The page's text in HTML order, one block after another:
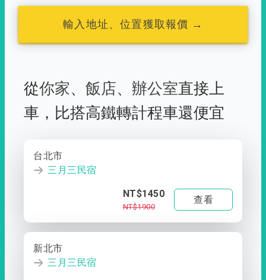
輸入地址、位置獲取報價 →
從你家、 飯店、 辦公室直接上
車， 比搭高鐵轉計程車還便宜
台北市
三月三民宿
NT$1450
NT$1900
查看
新北市
三月三民宿